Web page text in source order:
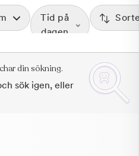
Tid på
dagen
din sökning.
sök igen, eller